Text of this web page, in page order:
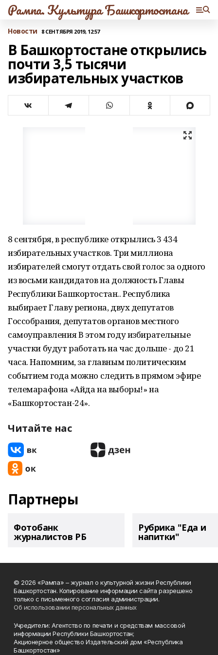
Рампа. Культура Башкортостана
Новости 8 СЕНТЯБРЯ 2019, 12:57
В Башкортостане открылись
почти 3,5 тысячи
избирательных участков
8 сентября, в республике открылись 3 434
избирательных участков. Три миллиона
избирателей смогут отдать свой голос за одного
из восьми кандидатов на должность Главы
Республики Башкортостан.. Республика
выбирает Главу региона, двух депутатов
Госсобрания, депутатов органов местного
самоуправления В этом году избирательные
участки будут работать на час дольше - до 21
часа. Напомним, за главным политическим
событием года можно следить в прямом эфире
телемарафона «Айда на выборы!» на
«Башкортостан-24».
Читайте нас
Партнеры
Фотобанк
журналистов РБ
Рубрика "Еда и
напитки"
© 2026 «Рампа» – журнал о культурной жизни Республики
Башкортостан. Копирование информации сайта разрешено
только с письменного согласия администрации.
Об использовании персональных данных
Учредители: Агентство по печати и средствам массовой
информации Республики Башкортостан;
Акционерное общество Издательский дом «Республика
Башкортостан»